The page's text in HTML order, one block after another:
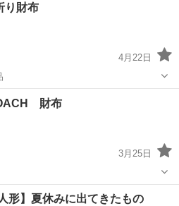
り財布
4月22日
グリーン
財布
3月25日
小物 COACH
形】夏休みに出てきたもの